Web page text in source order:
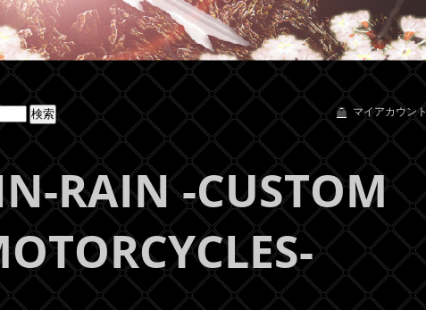
マイアカウント
RAIN -CUSTOM